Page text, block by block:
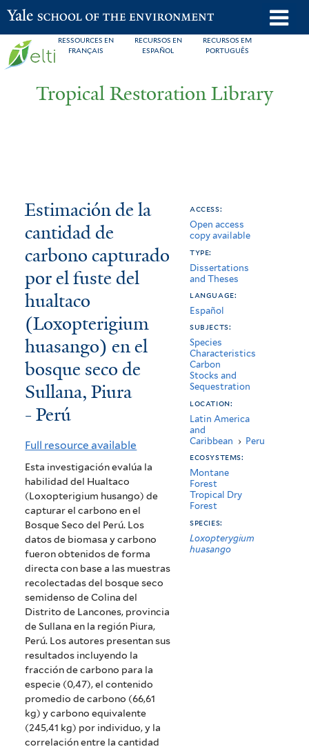
Skip
to
main
RESSOURCES EN
FRANÇAIS
RECURSOS EN
ESPAÑOL
RECURSOS EM
PORTUGUÊS
Yale School of the Environment
Tropical Restoration Library
You
are
here
Estimación
de
la
cantidad
de
carbono
capturado
por
el
fuste
del
hualtaco
(Loxopterigium
huasango)
en
el
bosque
seco
de
Sullana,
Piura
-
Perú
Estimación de la
cantidad de
carbono capturado
por el fuste del
hualtaco
(Loxopterigium
huasango) en el
bosque seco de
Sullana, Piura
- Perú
Full resource available
Esta investigación evalúa la
habilidad del Hualtaco
(Loxopterigium husango) de
capturar el carbono en el
Bosque Seco del Perú. Los
datos de biomasa y carbono
fueron obtenidos de forma
directa con base a las muestras
recolectadas del bosque seco
semidenso de Colina del
Distrito de Lancones, provincia
de Sullana en la región Piura,
Perú. Los autores presentan sus
resultados incluyendo la
fracción de carbono para la
especie (0,47), el contenido
promedio de carbono (66,61
kg) y carbono equivalente
(245,41 kg) por individuo, y la
correlación entre la cantidad
access:
Open access
copy available
type:
Dissertations
and Theses
language:
Español
subjects:
Species
Characteristics
Carbon
Stocks and
Sequestration
location:
Latin America
and
Caribbean › Peru
ecosystems:
Montane
Forest
Tropical Dry
Forest
species:
Loxopterygium
huasango